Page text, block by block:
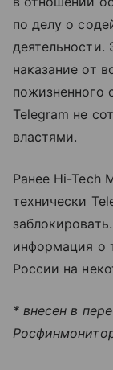
по делу о
деятельности.
наказание от
пожизненного
Telegram не
властями.
Ранее Hi-Tech
технически
информация о
России на
* внесен в